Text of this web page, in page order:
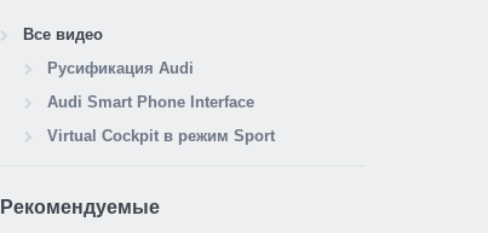
Все видео
Русификация Audi
Audi Smart Phone Interface
Virtual Cockpit в режим Sport
Рекомендуемые